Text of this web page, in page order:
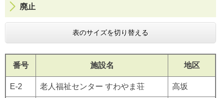
廃止
表のサイズを切り替える
番号 施設名 地区
E-2 老人福祉センター すわやま荘 高坂